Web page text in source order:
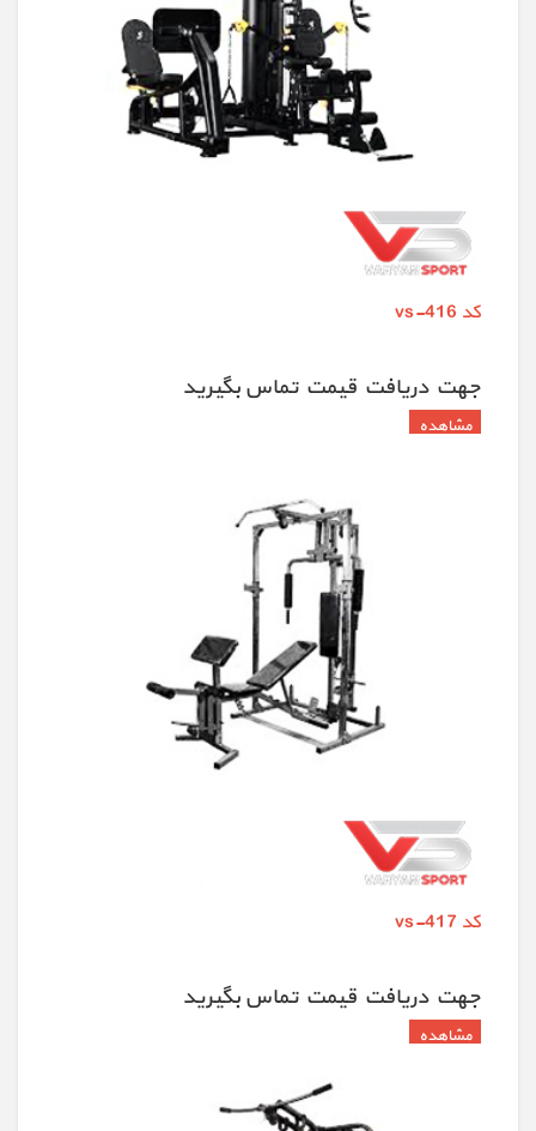
کد vs-416
جهت دريافت قيمت تماس بگيريد
کد vs-417
جهت دريافت قيمت تماس بگيريد